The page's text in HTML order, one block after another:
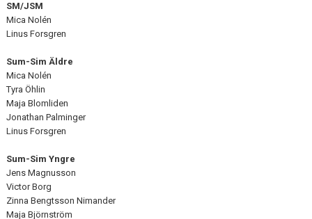
SM/JSM
Mica Nolén
Linus Forsgren
Sum-Sim Äldre
Mica Nolén
Tyra Öhlin
Maja Blomliden
Jonathan Palminger
Linus Forsgren
Sum-Sim Yngre
Jens Magnusson
Victor Borg
Zinna Bengtsson Nimander
Maja Björnström